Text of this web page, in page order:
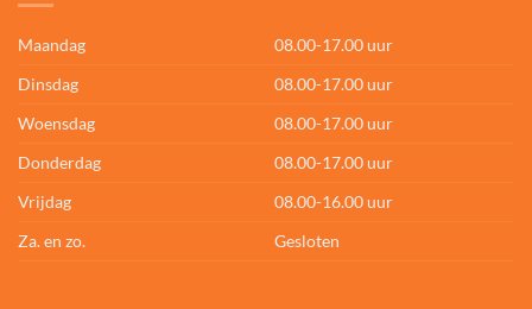
Maandag
08.00-17.00 uur
Dinsdag
08.00-17.00 uur
Woensdag
08.00-17.00 uur
Donderdag
08.00-17.00 uur
Vrijdag
08.00-16.00 uur
Za. en zo.
Gesloten